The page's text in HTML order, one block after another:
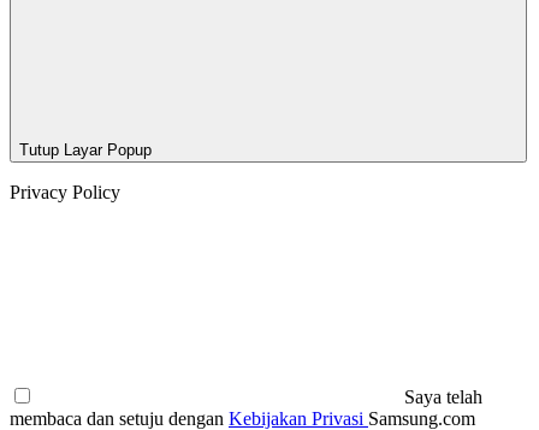
Tutup Layar Popup
Privacy Policy
Saya telah
membaca dan setuju dengan Kebijakan Privasi Samsung.com